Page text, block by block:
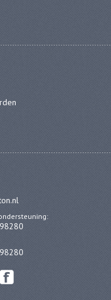
KABELS
ACCU'S EN CLAXONS